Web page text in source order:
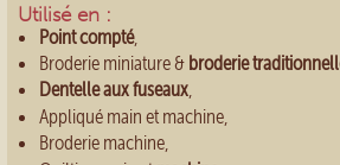
Utilisé en :
Point compté,
Broderie miniature & broderie
Dentelle aux fuseaux,
Appliqué main et machine,
Broderie machine,